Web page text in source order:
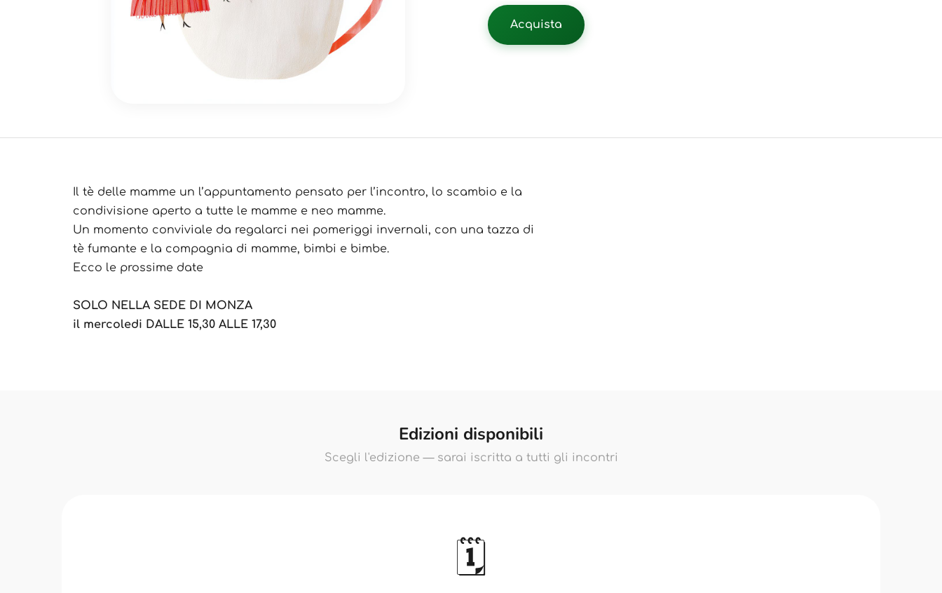
Acquista
Il tè delle mamme un l’appuntamento pensato per l’incontro, lo scambio e la
condivisione aperto a tutte le mamme e neo mamme.
Un momento conviviale da regalarci nei pomeriggi invernali, con una tazza di
tè fumante e la compagnia di mamme, bimbi e bimbe.
Ecco le prossime date
SOLO NELLA SEDE DI MONZA
il mercoledi DALLE 15,30 ALLE 17,30
Edizioni disponibili
Scegli l'edizione — sarai iscritta a tutti gli incontri
🗓️